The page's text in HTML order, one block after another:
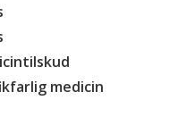
medicin